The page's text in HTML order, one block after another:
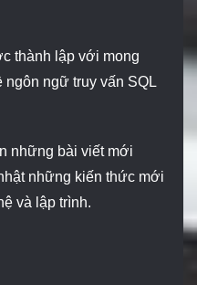
thành lập với mong
ngôn ngữ truy vấn SQL
những bài viết mới
những kiến thức mới
và lập trình.